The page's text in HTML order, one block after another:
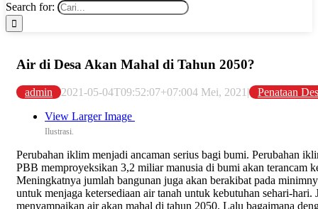
Search for:
Air di Desa Akan Mahal di Tahun 2050?
admin 2021-05-04T09:52:07+07:004 Mei, 2021 |
Penataan
View Larger Image
Ilustrasi.
Perubahan iklim menjadi ancaman serius bagi bumi. Perubahan
PBB memproyeksikan 3,2 miliar manusia di bumi akan terancam
Meningkatnya jumlah bangunan juga akan berakibat pada
untuk menjaga ketersediaan air tanah untuk kebutuhan sehari-
menyampaikan air akan mahal di tahun 2050. Lalu bagaimana